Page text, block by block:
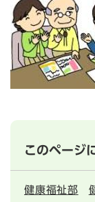
このページ
健康福祉部